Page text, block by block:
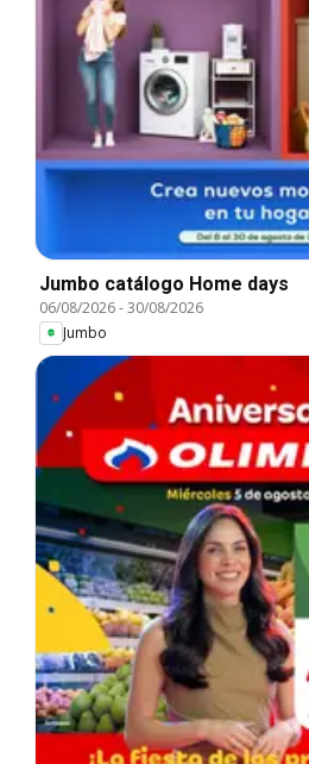
Jumbo catálogo Home days
06/08/2026-30/08/2026
Jumbo